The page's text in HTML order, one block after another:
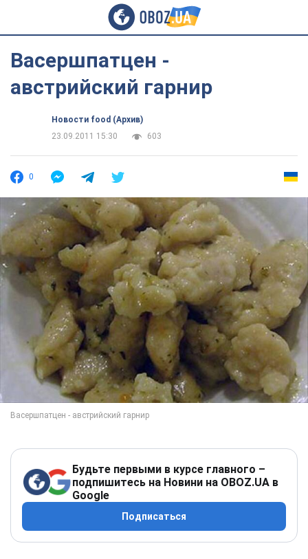
Васершпатцен -
австрийский гарнир
Новости food (Архив)
23.09.2011 15:30
603
0
Будьте первыми в курсе главного –
подпишитесь на Новини на OBOZ.UA в
Google
Подписаться